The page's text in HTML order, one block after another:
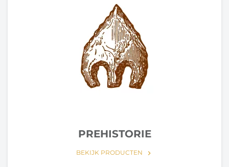
PREHISTORIE
BEKIJK PRODUCTEN keyboard_arrow_right